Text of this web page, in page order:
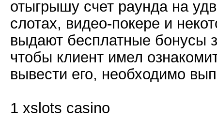
отыгрышу счет раунда на
слотах, видео-покере и
выдают бесплатные бонусы
чтобы клиент имел
вывести его, необходимо
1 xslots casino